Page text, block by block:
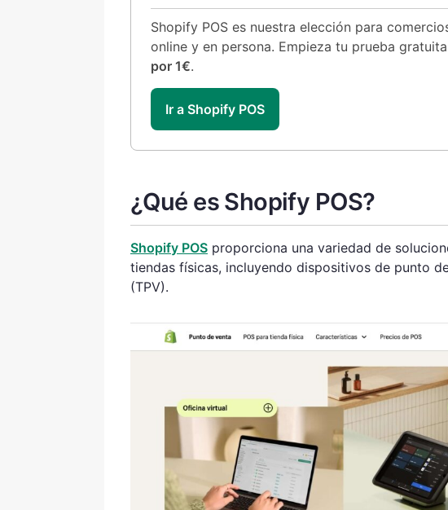
Shopify POS es nuestra elección para
online y en persona. Empieza tu prueba
por 1€.
Ir a Shopify POS
¿Qué es Shopify POS?
Shopify POS proporciona una variedad de
tiendas físicas, incluyendo dispositivos de punto
(TPV).